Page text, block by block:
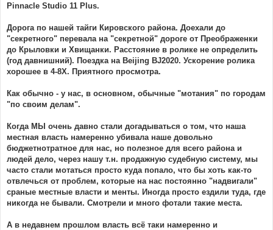
Pinnacle Studio 11 Plus.
Дорога по нашей тайги Кировского района. Доехали до
"секретного" перевала на "секретной" дороге от Преображенки
до Крыловки и Хвищанки. Расстояние в ролике не определить
(год давнишний). Поездка на Beijing BJ2020. Ускорение ролика
хорошее в 4-8Х. Приятного просмотра.
Как обычно - у нас, в основном, обычные "мотания" по городам
"по своим делам".
Когда МЫ очень давно стали догадываться о том, что наша
местная власть намеренно убивала наше довольно
бюджетнотратное для нас, но полезное для всего района и
людей дело, через нашу т.н. продажную судебную систему, мы
часто стали мотаться просто куда попало, что бы хоть как-то
отвлечься от проблем, которые на нас постоянно "надвигали"
сраные местные власти и менты. Иногда просто ездили туда, где
никогда не бывали. Смотрели и много фотали такие места.
А в недавнем прошлом власть всё таки намеренно и